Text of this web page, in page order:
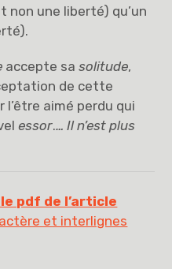
non une liberté) qu’un
accepte sasolitude,
de cette
l’être aimé perdu qui
essor.… Il n’est plus
pdf de l’article
et interlignes